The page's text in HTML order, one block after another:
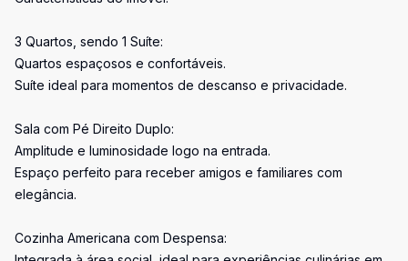
3 Quartos, sendo 1 Suíte:
Quartos espaçosos e confortáveis.
Suíte ideal para momentos de descanso e privacidade.
Sala com Pé Direito Duplo:
Amplitude e luminosidade logo na entrada.
Espaço perfeito para receber amigos e familiares com
elegância.
Cozinha Americana com Despensa: